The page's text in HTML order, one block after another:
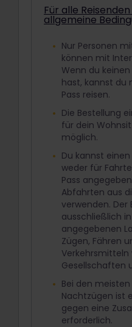
Für alle
allgemeine
Nur Personen
können mit
Wenn du
hast, kannst du
Pass reisen.
Die Bestellung
für dein
möglich.
Du kannst
weder für
Pass
Abfahrten aus
verwenden. Der
ausschließlich
angegebenen
Zügen, Fähren
Gesellschaften
Bei den
Nachtzügen ist
gegen eine
erforderlich.